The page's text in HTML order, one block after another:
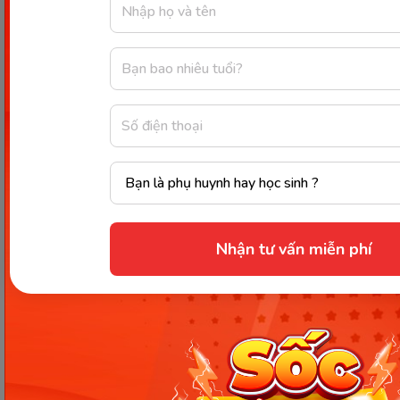
Nhận tư vấn miễn phí
còn học được kỹ năng cầm, nắm thức ăn và biết lựa
chọn món ăn mình yêu thích.
Phương pháp ăn dặm tự bé chỉ
Phương pháp ăn dặm tự bé chỉ huy sẽ cho bé được
tự quyết định quá trình ăn của mình ngay từ đầu.
quyết định khối lượng thức ăn cũng như cách ăn.
Bé có thể ngồi cùng bàn và ăn chung với cả nhà, bé
sẽ tự ăn và sẽ ăn thô như người lớn. Đồng thời bé
cũng sẽ được tự chọn những gì con thích qua việc
bốc hoặc cầm nắm đồ ăn đã được hầm mềm bằng